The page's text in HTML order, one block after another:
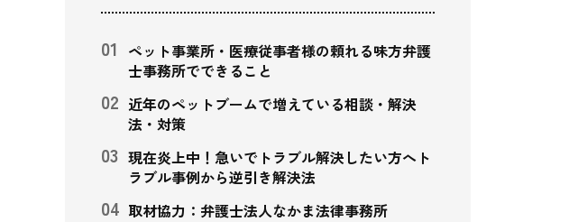
ペット事業所・医療従事者様の頼れる味方弁護
士事務所でできること
近年のペットブームで増えている相談・解決
法・対策
現在炎上中！急いでトラブル解決したい方へ ト
ラブル事例から逆引き解決法
取材協力：弁護士法人なかま法律事務所